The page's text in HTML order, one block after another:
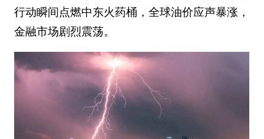
行动瞬间点燃中东火药桶，全球油价应声暴涨，
金融市场剧烈震荡。